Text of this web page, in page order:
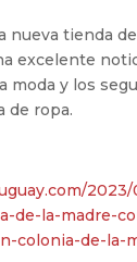
nueva tienda
excelente
moda y los
de ropa.
de-la-madre-
colonia-de-la-